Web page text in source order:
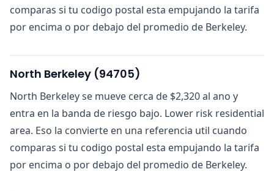
comparas si tu codigo postal esta empujando la tarifa
por encima o por debajo del promedio de Berkeley.
North Berkeley (94705)
North Berkeley se mueve cerca de $2,320 al ano y
entra en la banda de riesgo bajo. Lower risk residential
area. Eso la convierte en una referencia util cuando
comparas si tu codigo postal esta empujando la tarifa
por encima o por debajo del promedio de Berkeley.